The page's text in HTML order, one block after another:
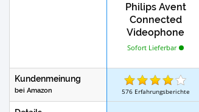
Philips Avent
Connected
Videophone
Sofort Lieferbar
Kundenmeinung
bei Amazon 576 Erfahrungsberichte